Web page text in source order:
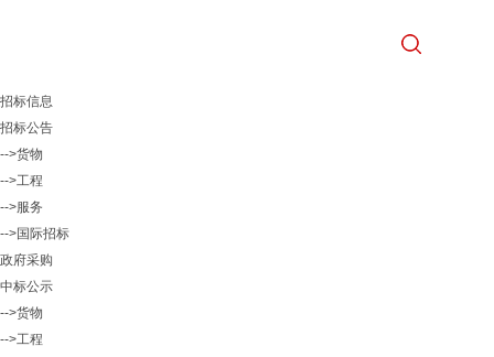
招标信息
招标公告
-->货物
-->工程
-->服务
-->国际招标
政府采购
中标公示
-->货物
-->工程